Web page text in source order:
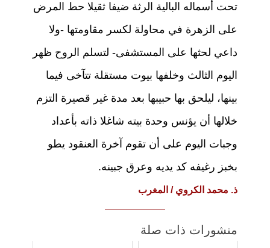
تحت أسماله البالية الرثة ضيفا ثقيلا حط المرض
على الزهرة في محاولة لكسر مقاومتها -ولا
داعي لحثها على المستشفى- لتسلم الروح ظهر
اليوم الثالث وخلفها بيوت مستقلة تتآخى فيما
بينها، ليلحق بها حبيبها بعد مدة غير قصيرة التزم
خلالها أن يؤنس وحدة بيته شاغلا ذاته بأعداد
وجبات اليوم على أن تقوم آخرة العنقود يطو
بخبز رغيفه كد يديه وعرق جبينه.
ذ. محمد الكروي / المغرب
منشورات ذات صلة